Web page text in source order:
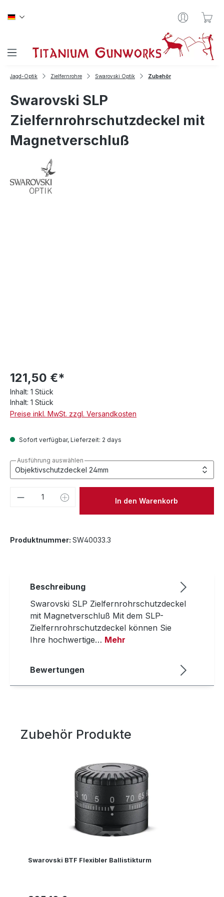
Jagd-Optik Zielfernrohre Swarovski Optik Zubehör
Swarovski SLP
Zielfernrohrschutzdeckel mit
Magnetverschluß
121,50 €*
Inhalt: 1 Stück
Inhalt: 1 Stück
Preise inkl. MwSt. zzgl. Versandkosten
Sofort verfügbar, Lieferzeit: 2 days
Ausführung auswählen
Produkt Anzahl: Gib denIn den Warenkorb
Produktnummer: SW40033.3
Beschreibung
Swarovski SLP Zielfernrohrschutzdeckel
mit Magnetverschluß Mit dem SLP-
Zielfernrohrschutzdeckel können Sie
Ihre hochwertige… Mehr
Bewertungen
Produktgalerie überspringen
Zubehör Produkte
Swarovski BTF Flexibler Ballistikturm